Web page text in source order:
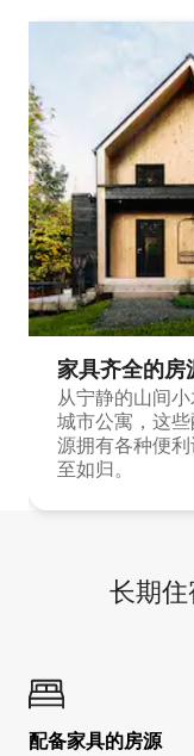
家具齐全的房
从宁静的山间
城市公寓，这
源拥有各种便
至如归。
长期
配备家具的房源